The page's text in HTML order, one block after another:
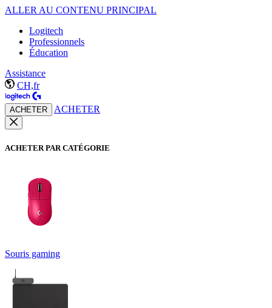
ALLER AU CONTENU PRINCIPAL
Logitech
Professionnels
Éducation
Assistance
CH,fr
ACHETER ACHETER
ACHETER PAR CATÉGORIE
Souris gaming